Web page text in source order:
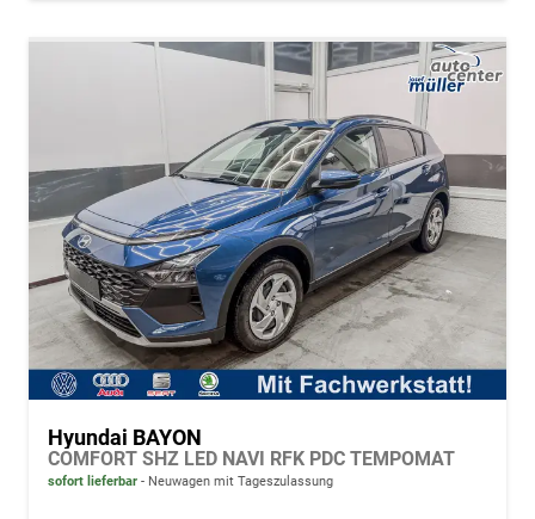
Hyundai BAYON
COMFORT SHZ LED NAVI RFK PDC TEMPOMAT
sofort lieferbar Neuwagen mit Tageszulassung